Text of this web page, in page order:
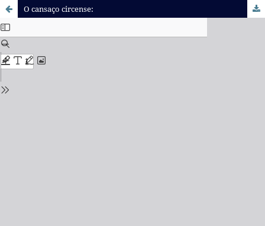
O cansaço circense: